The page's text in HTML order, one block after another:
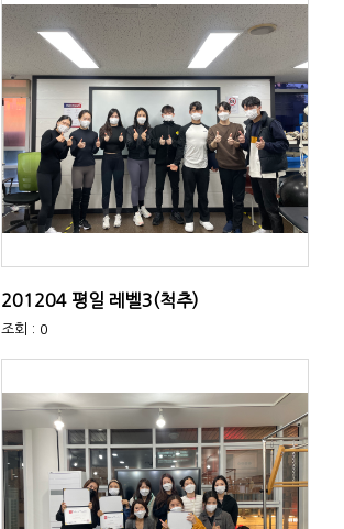
201204 평일 레벨3(척추)
조회 : 0